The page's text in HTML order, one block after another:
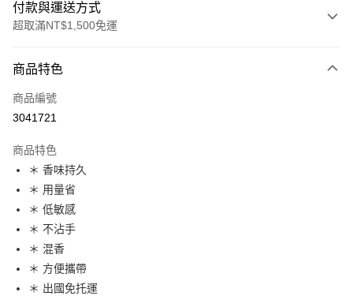
付款與運送方式
超取滿NT$1,500免運
信用卡一次付款
超商取貨付款
Apple Pay
街口支付
悠遊付
Google Pay
全盈+PAY
商品特色
商品編號
3041721
商品特色
＊ 香味持久
＊ 用量省
＊ 低敏感
＊ 不沾手
＊ 混香
＊ 方便攜帶
＊ 出國免托運